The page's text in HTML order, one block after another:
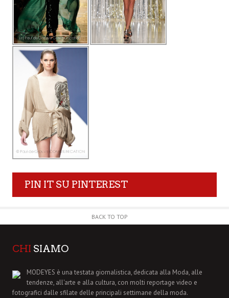
PIN IT SU PINTEREST
BACK TO TOP
CHI SIAMO
MODEYES è una testata giornalistica, dedicata alla Moda, alle
tendenze, all'arte e alla cultura, con molti reportage video e
fotografici dalle sfilate delle principali settimane della moda.